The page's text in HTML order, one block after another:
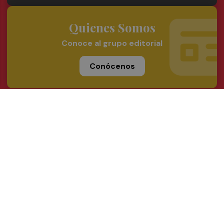
Quienes Somos
Conoce al grupo editorial
Conócenos